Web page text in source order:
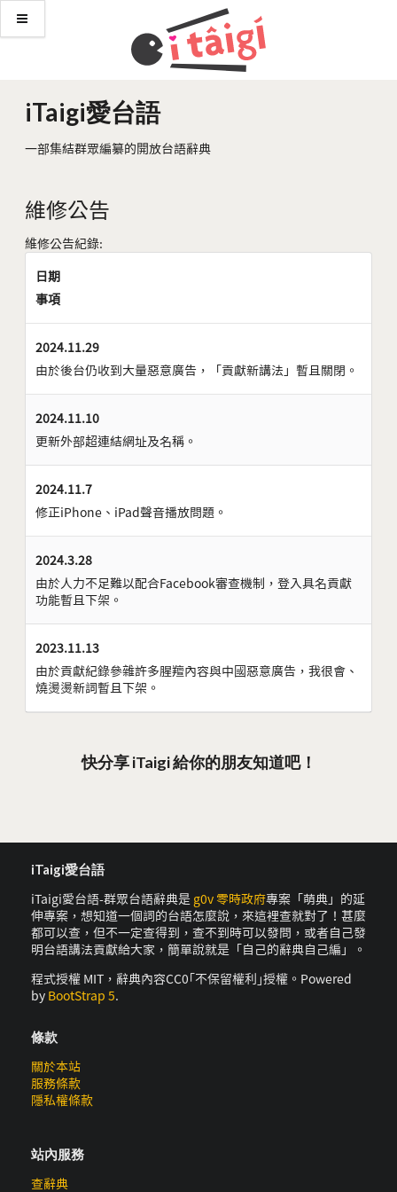
iTaigi愛台語
一部集結群眾編纂的開放台語辭典
維修公告
維修公告紀錄:
日期
事項
2024.11.29
由於後台仍收到大量惡意廣告，「貢獻新講法」暫且關閉。
2024.11.10
更新外部超連結網址及名稱。
2024.11.7
修正iPhone、iPad聲音播放問題。
2024.3.28
由於人力不足難以配合Facebook審查機制，登入具名貢獻
功能暫且下架。
2023.11.13
由於貢獻紀錄參雜許多腥羶內容與中國惡意廣告，我很會、
燒燙燙新詞暫且下架。
快分享 iTaigi 給你的朋友知道吧！
iTaigi愛台語
iTaigi愛台語-群眾台語辭典是 g0v 零時政府專案「萌典」的延
伸專案，想知道一個詞的台語怎麼說，來這裡查就對了！甚麼
都可以查，但不一定查得到，查不到時可以發問，或者自己發
明台語講法貢獻給大家，簡單說就是「自己的辭典自己編」。
程式授權 MIT，辭典內容CC0｢不保留權利｣授權。Powered
by BootStrap 5.
條款
關於本站
服務條款
隱私權條款
站內服務
查辭典